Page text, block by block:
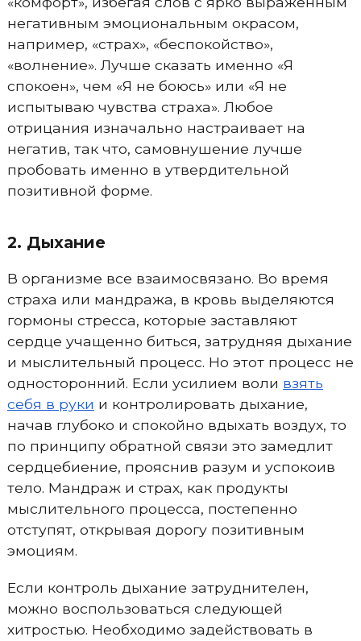
негативным эмоциональным окрасом,
например, «страх», «беспокойство»,
«волнение». Лучше сказать именно «Я
спокоен», чем «Я не боюсь» или «Я не
испытываю чувства страха». Любое
отрицания изначально настраивает на
негатив, так что, самовнушение лучше
пробовать именно в утвердительной
позитивной форме.
2. Дыхание
В организме все взаимосвязано. Во время
страха или мандража, в кровь выделяются
гормоны стресса, которые заставляют
сердце учащенно биться, затрудняя дыхание
и мыслительный процесс. Но этот процесс не
односторонний. Если усилием воли взять
себя в руки и контролировать дыхание,
начав глубоко и спокойно вдыхать воздух, то
по принципу обратной связи это замедлит
сердцебиение, прояснив разум и успокоив
тело. Мандраж и страх, как продукты
мыслительного процесса, постепенно
отступят, открывая дорогу позитивным
эмоциям.
Если контроль дыхание затруднителен,
можно воспользоваться следующей
хитростью. Необходимо задействовать в